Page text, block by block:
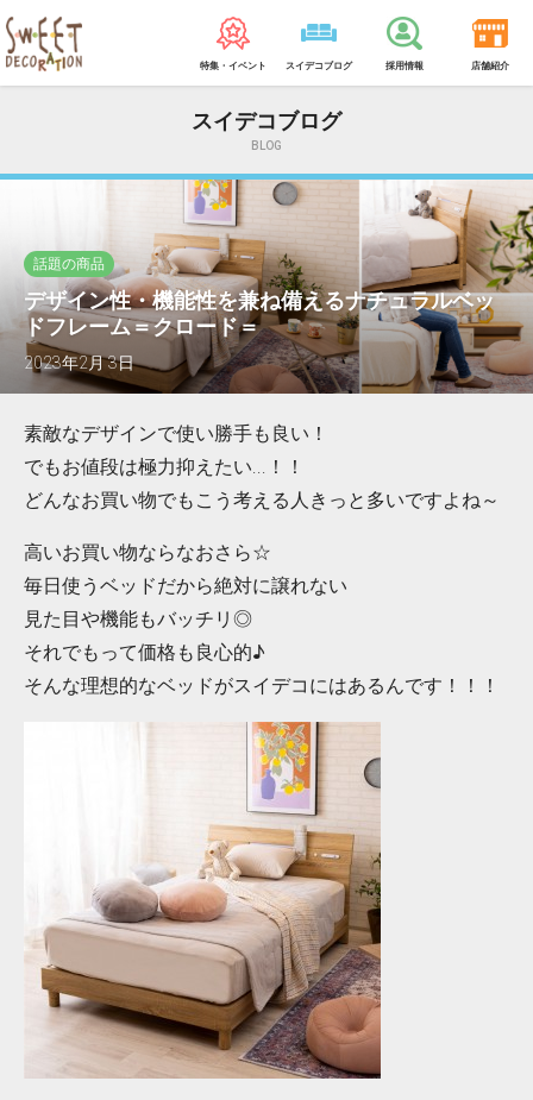
特集・イベント スイデコブログ 採用情報 店舗紹介
スイデコブログ
BLOG
話題の商品
デザイン性・機能性を兼ね備えるナチュラルベッ
ドフレーム＝クロード＝
2023年2月 3日
素敵なデザインで使い勝手も良い！
でもお値段は極力抑えたい...！！
どんなお買い物でもこう考える人きっと多いですよね～
高いお買い物ならなおさら☆
毎日使うベッドだから絶対に譲れない
見た目や機能もバッチリ◎
それでもって価格も良心的♪
そんな理想的なベッドがスイデコにはあるんです！！！